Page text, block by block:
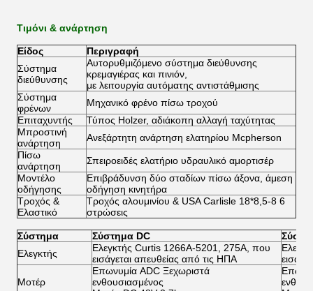
Τιμόνι & ανάρτηση
Είδος
Περιγραφή
Σύστημα
διεύθυνσης
Αυτορυθμιζόμενο σύστημα διεύθυνσης
κρεμαγιέρας και πινιόν,
με λειτουργία αυτόματης αντιστάθμισης
Σύστημα
φρένων
Μηχανικό φρένο πίσω τροχού
Επιταχυντής
Τύπος Holzer, αδιάκοπη αλλαγή ταχύτητας
Μπροστινή
ανάρτηση
Ανεξάρτητη ανάρτηση ελατηρίου Mcpherson
Πίσω
ανάρτηση
Σπειροειδές ελατήριο υδραυλικό αμορτισέρ
Μοντέλο
οδήγησης
Επιβράδυνση δύο σταδίων πίσω άξονα, άμεση
οδήγηση κινητήρα
Τροχός &
Ελαστικό
Τροχός αλουμινίου & USA Carlisle 18*8,5-8 6
στρώσεις
Σύστημα Σύστημα DC
Ελεγκτής
Ελεγκτής Curtis 1266A-5201, 275A, που
εισάγεται απευθείας από τις ΗΠΑ
Μοτέρ
Επωνυμία ADC Ξεχωριστά
ενθουσιασμένος